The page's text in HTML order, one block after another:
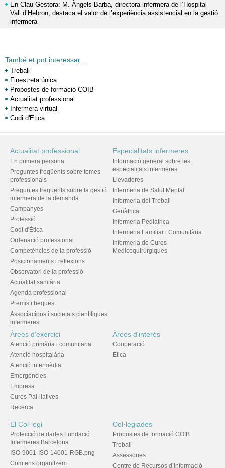
En Clau Gestora: M. Àngels Barba, directora infermera de l’Hospital
Vall d’Hebron, destaca el valor de l’experiència assistencial en la gestió
infermera
També et pot interessar ...
Treball
Finestreta única
Propostes de formació COIB
Actualitat professional
Infermera virtual
Codi d'Ètica
Actualitat professional
En primera persona
Preguntes freqüents sobre temes
professionals
Preguntes freqüents sobre la gestió
infermera de la demanda
Campanyes
Professió
Codi d'Ètica
Ordenació professional
Competències de la professió
Posicionaments i reflexions
Observatori de la professió
Actualitat sanitària
Agenda professional
Premis i beques
Associacions i societats científiques
infermeres
Especialitats infermeres
Informació general sobre les
especialitats infermeres
Llevadores
Infermeria de Salut Mental
Infermeria del Treball
Geriàtrica
Infermeria Pediàtrica
Infermeria Familiar i Comunitària
Infermeria de Cures
Medicoquirúrgiques
Àrees d'exercici
Atenció primària i comunitària
Atenció hospitalària
Atenció intermèdia
Emergències
Empresa
Cures Pal·liatives
Recerca
Àrees d'interès
Cooperació
Ètica
El Col·legi
Protecció de dades Fundació
Infermeres Barcelona
ISO-9001-ISO-14001-RGB.png
Com ens organitzem
Col·legiades
Propostes de formació COIB
Treball
Assessories
Centre de Recursos d’Informació